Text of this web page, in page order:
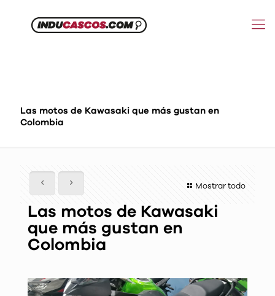
Las motos de Kawasaki que más gustan en
Colombia
Mostrar todo
Las motos de Kawasaki
que más gustan en
Colombia